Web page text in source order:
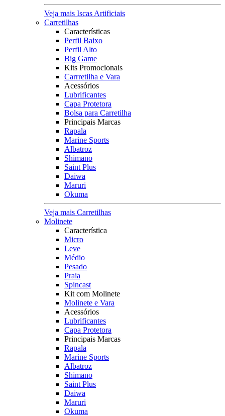
Veja mais Iscas Artificiais
Carretilhas
Características
Perfil Baixo
Perfil Alto
Big Game
Kits Promocionais
Carrretilha e Vara
Acessórios
Lubrificantes
Capa Protetora
Bolsa para Carretilha
Principais Marcas
Rapala
Marine Sports
Albatroz
Shimano
Saint Plus
Daiwa
Maruri
Okuma
Veja mais Carretilhas
Molinete
Característica
Micro
Leve
Médio
Pesado
Praia
Spincast
Kit com Molinete
Molinete e Vara
Acessórios
Lubrificantes
Capa Protetora
Principais Marcas
Rapala
Marine Sports
Albatroz
Shimano
Saint Plus
Daiwa
Maruri
Okuma